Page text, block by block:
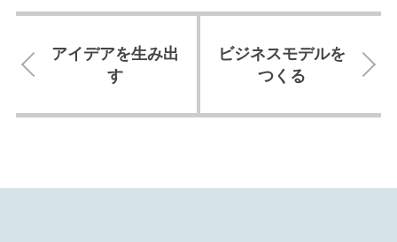
アイデアを生み出
す
ビジネスモデルを
つくる